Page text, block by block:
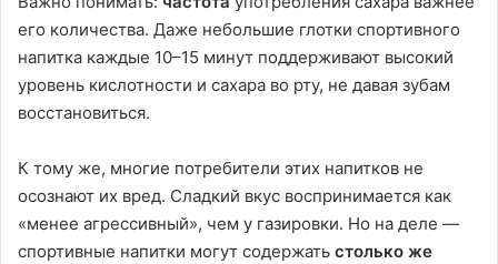
его количества. Даже небольшие глотки спортивного
напитка каждые 10–15 минут поддерживают высокий
уровень кислотности и сахара во рту, не давая зубам
восстановиться.
К тому же, многие потребители этих напитков не
осознают их вред. Сладкий вкус воспринимается как
«менее агрессивный», чем у газировки. Но на деле —
спортивные напитки могут содержать столько же